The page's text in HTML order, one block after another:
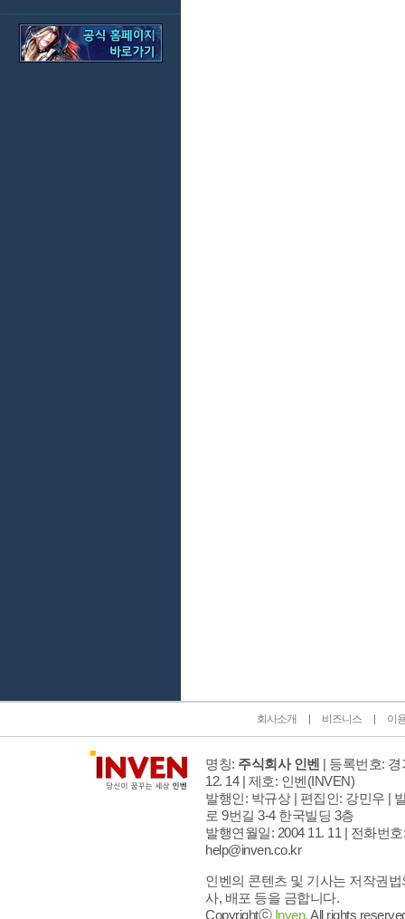
회사소개 비즈니스 이
명칭: 주식회사 인벤 | 등록번호:
12. 14 | 제호: 인벤(INVEN)
발행인: 박규상 | 편집인: 강민우 |
로 9번길 3-4 한국빌딩 3층
발행연월일: 2004 11. 11 | 전화번호
help@inven.co.kr
인벤의 콘텐츠 및 기사는 저작권
사, 배포 등을 금합니다.
Copyrightⓒ Inven.All rights